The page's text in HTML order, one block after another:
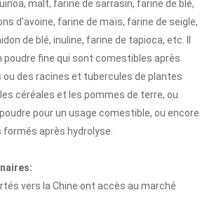
malt, farine de sarrasin, farine de blé,
d'avoine, farine de maïs, farine de seigle,
de blé, inuline, farine de tapioca, etc. Il
poudre fine qui sont comestibles après
ou des racines et tubercules de plantes
céréales et les pommes de terre, ou
pour un usage comestible, ou encore
après hydrolyse.
vers la Chine ont accès au marché